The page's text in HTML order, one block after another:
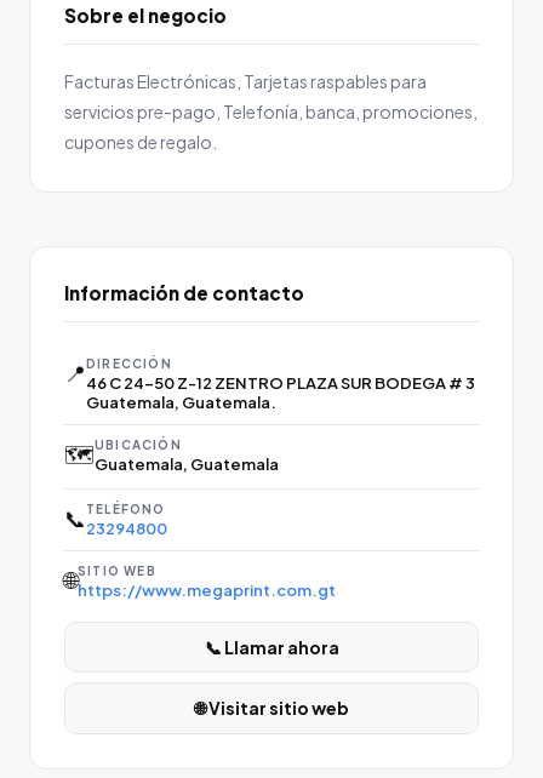
Sobre el negocio
Facturas Electrónicas, Tarjetas raspables para
servicios pre-pago, Telefonía, banca, promociones,
cupones de regalo.
Información de contacto
📍DIRECCIÓN
46 C 24-50 Z-12 ZENTRO PLAZA SUR BODEGA # 3
Guatemala, Guatemala.
🗺️UBICACIÓN
Guatemala, Guatemala
📞 TELÉFONO
23294800
🌐SITIO WEB
https://www.megaprint.com.gt
📞 Llamar ahora
🌐 Visitar sitio web